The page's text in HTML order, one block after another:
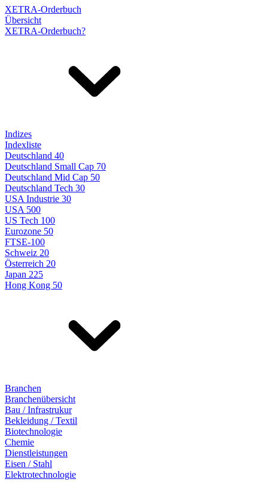
XETRA-Orderbuch
Übersicht
XETRA-Orderbuch?
Indizes
Indexliste
Deutschland 40
Deutschland Small Cap 70
Deutschland Mid Cap 50
Deutschland Tech 30
USA Industrie 30
USA 500
US Tech 100
Eurozone 50
FTSE-100
Schweiz 20
Österreich 20
Japan 225
Hong Kong 50
Branchen
Branchenübersicht
Bau / Infrastrukur
Bekleidung / Textil
Biotechnologie
Chemie
Dienstleistungen
Eisen / Stahl
Elektrotechnologie